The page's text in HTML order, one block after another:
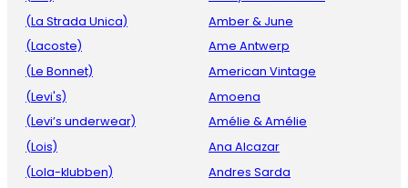
(La Strada Unica)
(Lacoste)
(Le Bonnet)
(Levi's)
(Levi’s underwear)
(Lois)
(Lola-klubben)
Amber & June
Ame Antwerp
American Vintage
Amoena
Amélie & Amélie
Ana Alcazar
Andres Sarda